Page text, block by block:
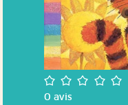
/5
0avis